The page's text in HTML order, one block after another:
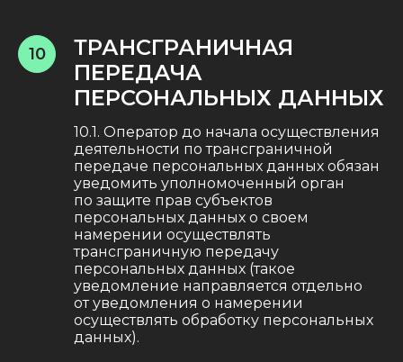
10
ТРАНСГРАНИЧНАЯ
ПЕРЕДАЧА
ПЕРСОНАЛЬНЫХ ДАННЫХ
10.1. Оператор до начала осуществления
деятельности по трансграничной
передаче персональных данных обязан
уведомить уполномоченный орган
по защите прав субъектов
персональных данных о своем
намерении осуществлять
трансграничную передачу
персональных данных (такое
уведомление направляется отдельно
от уведомления о намерении
осуществлять обработку персональных
данных).